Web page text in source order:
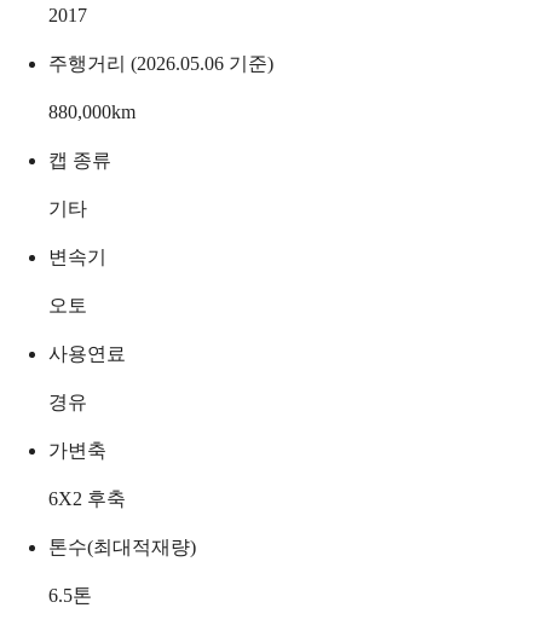
2017
주행거리 (2026.05.06 기준)
880,000km
캡 종류
기타
변속기
오토
사용연료
경유
가변축
6X2 후축
톤수(최대적재량)
6.5톤